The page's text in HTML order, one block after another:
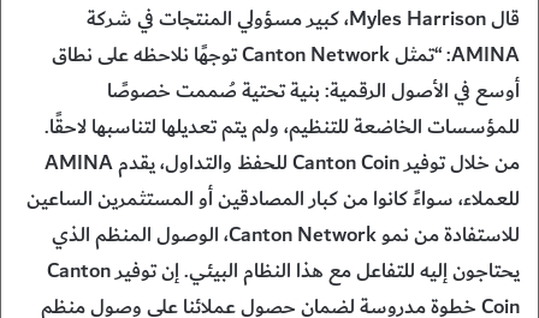
قال Myles Harrison، كبير مسؤولي المنتجات في شركة
AMINA: “تمثل Canton Network توجهًا نلاحظه على نطاق
أوسع في الأصول الرقمية: بنية تحتية صُممت خصوصًا
للمؤسسات الخاضعة للتنظيم، ولم يتم تعديلها لتناسبها لاحقًا.
من خلال توفير Canton Coin للحفظ والتداول، يقدم AMINA
للعملاء، سواءً كانوا من كبار المصادقين أو المستثمرين الساعين
للاستفادة من نمو Canton Network، الوصول المنظم الذي
يحتاجون إليه للتفاعل مع هذا النظام البيئي. إن توفير Canton
Coin خطوة مدروسة لضمان حصول عملائنا على وصول منظم